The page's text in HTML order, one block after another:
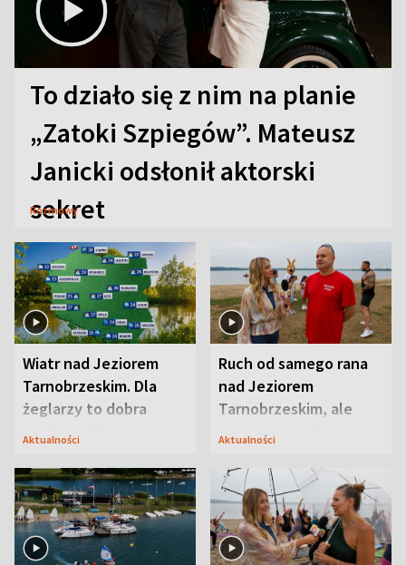
To działo się z nim na planie
„Zatoki Szpiegów”. Mateusz
Janicki odsłonił aktorski
sekret
Rozmowy
Wiatr nad Jeziorem
Tarnobrzeskim. Dla
żeglarzy to dobra
wiadomość
Aktualności
Ruch od samego rana
nad Jeziorem
Tarnobrzeskim, ale
ważna jest jedna
Aktualności